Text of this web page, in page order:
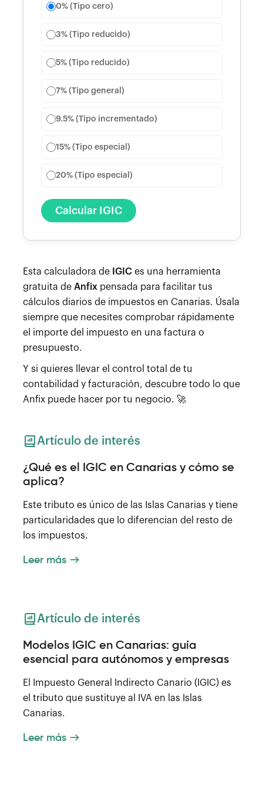
0% (Tipo cero)
3% (Tipo reducido)
5% (Tipo reducido)
7% (Tipo general)
9.5% (Tipo incrementado)
15% (Tipo especial)
20% (Tipo especial)
Calcular IGIC
Esta calculadora de IGIC es una herramienta
gratuita de Anfix pensada para facilitar tus
cálculos diarios de impuestos en Canarias. Úsala
siempre que necesites comprobar rápidamente
el importe del impuesto en una factura o
presupuesto.
Y si quieres llevar el control total de tu
contabilidad y facturación, descubre todo lo que
Anfix puede hacer por tu negocio. 🚀
Artículo de interés
¿Qué es el IGIC en Canarias y cómo se
aplica?
Este tributo es único de las Islas Canarias y tiene
particularidades que lo diferencian del resto de
los impuestos.
Leer más
Artículo de interés
Modelos IGIC en Canarias: guía
esencial para autónomos y empresas
El Impuesto General Indirecto Canario (IGIC) es
el tributo que sustituye al IVA en las Islas
Canarias.
Leer más